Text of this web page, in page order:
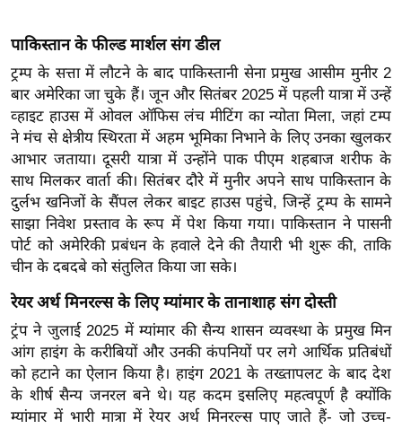
ली
वु
ड
हॉ
ली
वु
ड
फि
ल्म
स
मी
क्षा
B
r
e
a
k
पाकिस्तान के फील्ड मार्शल संग डील
ट्रम्प के सत्ता में लौटने के बाद पाकिस्तानी सेना प्रमुख आसीम मुनीर 2
बार अमेरिका जा चुके हैं। जून और सितंबर 2025 में पहली यात्रा में उन्हें
व्हाइट हाउस में ओवल ऑफिस लंच मीटिंग का न्योता मिला, जहां टम्प
ने मंच से क्षेत्रीय स्थिरता में अहम भूमिका निभाने के लिए उनका खुलकर
आभार जताया। दूसरी यात्रा में उन्होंने पाक पीएम शहबाज शरीफ के
साथ मिलकर वार्ता की। सितंबर दौरे में मुनीर अपने साथ पाकिस्तान के
दुर्लभ खनिजों के सैंपल लेकर बाइट हाउस पहुंचे, जिन्हें ट्रम्प के सामने
साझा निवेश प्रस्ताव के रूप में पेश किया गया। पाकिस्तान ने पासनी
पोर्ट को अमेरिकी प्रबंधन के हवाले देने की तैयारी भी शुरू की, ताकि
चीन के दबदबे को संतुलित किया जा सके।
रेयर अर्थ मिनरल्स के लिए म्यांमार के तानाशाह संग दोस्ती
ट्रंप ने जुलाई 2025 में म्यांमार की सैन्य शासन व्यवस्था के प्रमुख मिन
आंग हाइंग के करीबियों और उनकी कंपनियों पर लगे आर्थिक प्रतिबंधों
को हटाने का ऐलान किया है। हाइंग 2021 के तख्तापलट के बाद देश
के शीर्ष सैन्य जनरल बने थे। यह कदम इसलिए महत्वपूर्ण है क्योंकि
म्यांमार में भारी मात्रा में रेयर अर्थ मिनरल्स पाए जाते हैं- जो उच्च-